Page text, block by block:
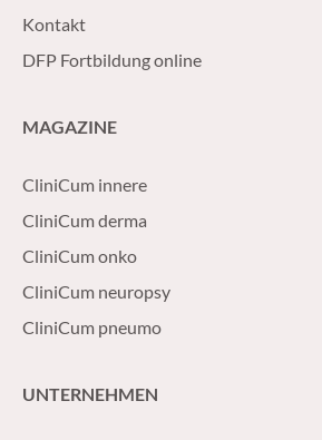
Kontakt
DFP Fortbildung online
MAGAZINE
CliniCum innere
CliniCum derma
CliniCum onko
CliniCum neuropsy
CliniCum pneumo
UNTERNEHMEN